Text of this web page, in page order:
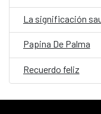
La significación
Papina De Palma
Recuerdo feliz